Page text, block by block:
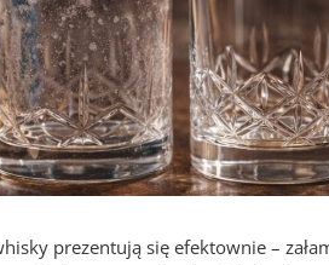
prezentują się efektownie –